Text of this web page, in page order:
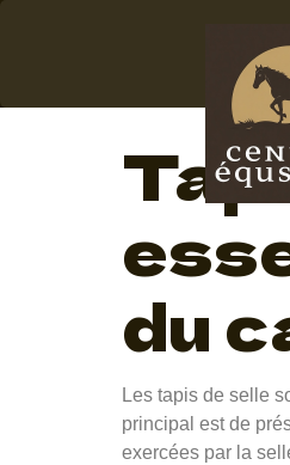
du
Les tapis de selle
principal est de
exercées par la